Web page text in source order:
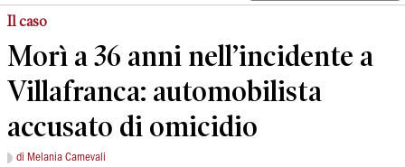
Il caso
Morì a 36 anni nell’incidente a
Villafranca: automobilista
accusato di omicidio
di Melania Carnevali